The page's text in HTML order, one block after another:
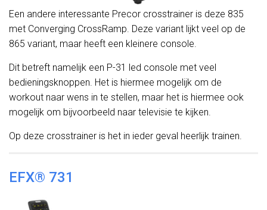
Een andere interessante Precor crosstrainer is deze 835
met Converging CrossRamp. Deze variant lijkt veel op de
865 variant, maar heeft een kleinere console.
Dit betreft namelijk een P-31 led console met veel
bedieningsknoppen. Het is hiermee mogelijk om de
workout naar wens in te stellen, maar het is hiermee ook
mogelijk om bijvoorbeeld naar televisie te kijken.
Op deze crosstrainer is het in ieder geval heerlijk trainen.
EFX® 731